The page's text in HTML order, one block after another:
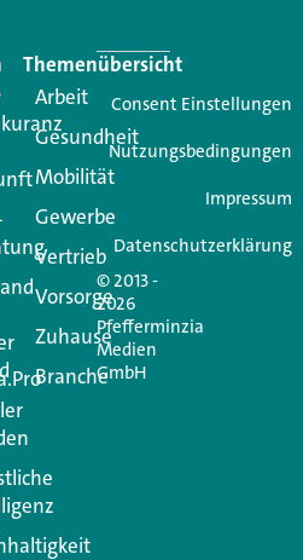
Alles, was
macht. Mit nur einem
einen
nicht veröffentlicht.
mit
Themenübersicht
Arbeit
Gesundheit
Mobilität
Gewerbe
Vertrieb
Vorsorge
Zuhause
Branche
© 2013 -
2026
Pfefferminzia
Medien
GmbH
Consent Einstellungen
Nutzungsbedingungen
Impressum
Datenschutzerklärung